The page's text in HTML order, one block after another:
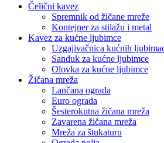
Čelični kavez
Spremnik od žičane mreže
Kontejner za stilažu i metal
Kavez za kućne ljubimce
Uzgajivačnica kućnih
Sanduk za kućne ljubimce
Olovka za kućne ljubimce
Žičana mreža
Lančana ograda
Euro ograda
Šesterokutna žičana mreža
Zavarena žičana mreža
Mreža za štukaturu